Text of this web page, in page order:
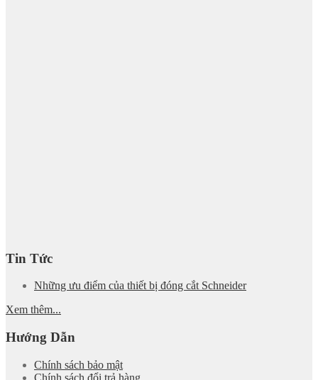
Tin Tức
Những ưu điểm của thiết bị đóng cắt Schneider
Xem thêm...
Hướng Dẫn
Chính sách bảo mật
Chính sách đổi trả hàng